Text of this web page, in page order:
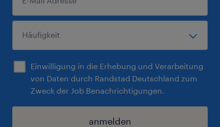
Einwilligung in die Erhebung und Verarbeitung
von Daten durch Randstad Deutschland zum
Zweck der Job Benachrichtigungen.
anmelden